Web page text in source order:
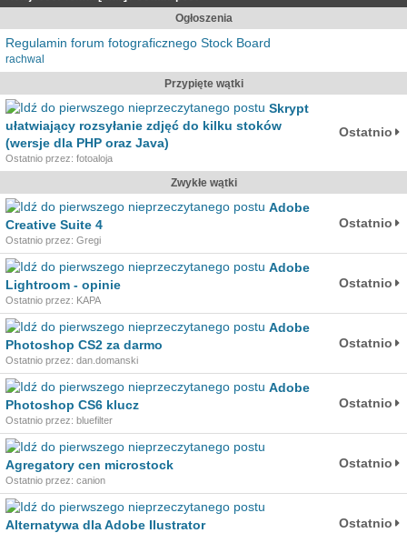
Ogłoszenia
Regulamin forum fotograficznego Stock Board
rachwal
Przypięte wątki
Skrypt
ułatwiający rozsyłanie zdjęć do kilku stoków
(wersje dla PHP oraz Java)
Ostatnio przez: fotoaloja
Ostatnio
Zwykłe wątki
Adobe
Creative Suite 4
Ostatnio przez: Gregi
Ostatnio
Adobe
Lightroom - opinie
Ostatnio przez: KAPA
Ostatnio
Adobe
Photoshop CS2 za darmo
Ostatnio przez: dan.domanski
Ostatnio
Adobe
Photoshop CS6 klucz
Ostatnio przez: bluefilter
Ostatnio
Agregatory cen microstock
Ostatnio przez: canion
Ostatnio
Alternatywa dla Adobe Ilustrator Ostatnio